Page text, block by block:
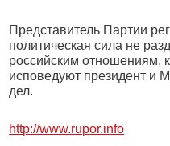
Представитель Партии
политическая сила не
российским отношениям,
исповедуют президент и
дел.
http://www.rupor.info